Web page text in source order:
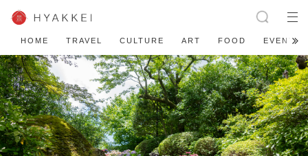
HOME TRAVEL CULTURE ART FOOD EVENT